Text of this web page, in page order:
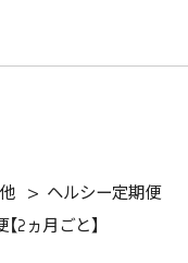
> ヘルシー定期便
2ヵ月ごと】